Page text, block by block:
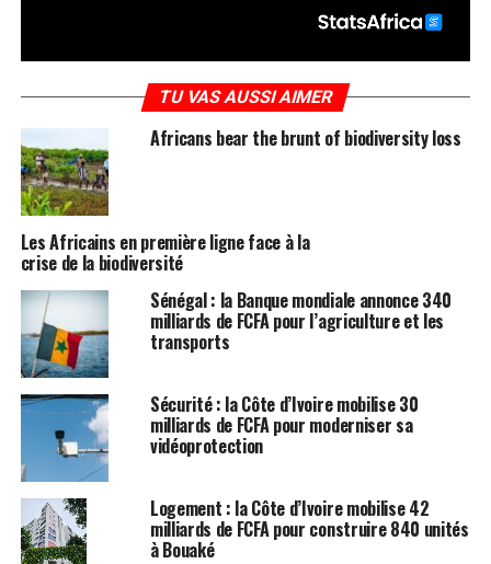
TU VAS AUSSI AIMER
Africans bear the brunt of biodiversity loss
Les Africains en première ligne face à la
crise de la biodiversité
Sénégal : la Banque mondiale annonce 340
milliards de FCFA pour l’agriculture et les
transports
Sécurité : la Côte d’Ivoire mobilise 30
milliards de FCFA pour moderniser sa
vidéoprotection
Logement : la Côte d’Ivoire mobilise 42
milliards de FCFA pour construire 840 unités
à Bouaké